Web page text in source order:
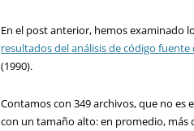
En el post anterior, hemos examinado
resultados del análisis de código fuente
(1990).
Contamos con 349 archivos, que no es
con un tamaño alto: en promedio, más